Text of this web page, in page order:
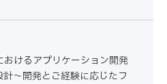
けるアプリケーション開発
～開発とご経験に応じたフ